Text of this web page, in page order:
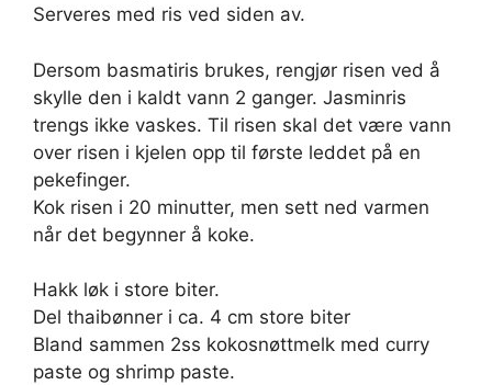
Serveres med ris ved siden av.
Dersom basmatiris brukes, rengjør risen ved å
skylle den i kaldt vann 2 ganger. Jasminris
trengs ikke vaskes. Til risen skal det være vann
over risen i kjelen opp til første leddet på en
pekefinger.
Kok risen i 20 minutter, men sett ned varmen
når det begynner å koke.
Hakk løk i store biter.
Del thaibønner i ca. 4 cm store biter
Bland sammen 2ss kokosnøttmelk med curry
paste og shrimp paste.